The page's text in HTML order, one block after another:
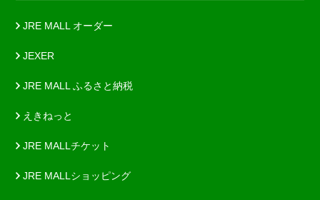
JRE MALL オーダー
JEXER
JRE MALL ふるさと納税
えきねっと
JRE MALLチケット
JRE MALLショッピング